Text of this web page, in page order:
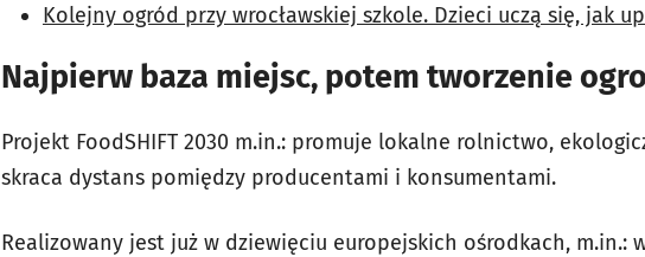
Kolejny ogród przy wrocławskiej szkole. Dzieci uczą się, jak
Najpierw baza miejsc, potem tworzenie
Projekt FoodSHIFT 2030 m.in.: promuje lokalne rolnictwo,
skraca dystans pomiędzy producentami i konsumentami.
Realizowany jest już w dziewięciu europejskich ośrodkach, m.in.: